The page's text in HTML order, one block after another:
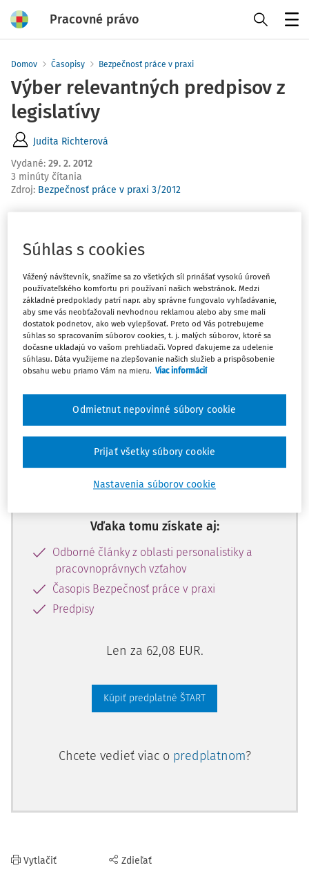
Pracovné právo
Domov Časopisy Bezpečnosť práce v praxi
Výber relevantných predpisov z
legislatívy
Judita Richterová
Vydané: 29. 2. 2012
3 minúty čítania
Zdroj: Bezpečnosť práce v praxi 3/2012
Zo Zbierky zákonov vyberáme:
Máte predplatné? Prihláste sa
Tento dokument je len pre
predplatiteľov ŠTART.
Odomknite si prístup zakúpením
predplatného.
Vďaka tomu získate aj:
Odborné články z oblasti personalistiky a
pracovnoprávnych vzťahov
Časopis Bezpečnosť práce v praxi
Predpisy
Len za 62,08 EUR.
Kúpiť predplatné ŠTART
Chcete vedieť viac o predplatnom?
Vytlačiť Zdieľať
Súhlas s cookies
Vážený návštevník, snažíme sa zo všetkých síl prinášať vysokú úroveň
používateľského komfortu pri používaní našich webstránok. Medzi
základné predpoklady patrí napr. aby správne fungovalo vyhľadávanie,
aby sme vás neobťažovali nevhodnou reklamou alebo aby sme mali
dostatok podnetov, ako web vylepšovať. Preto od Vás potrebujeme
súhlas so spracovaním súborov cookies, t. j. malých súborov, ktoré sa
dočasne ukladajú vo vašom prehliadači. Vopred ďakujeme za udelenie
súhlasu. Dáta využijeme na zlepšovanie našich služieb a prispôsobenie
obsahu webu priamo Vám na mieru. Viac informácií
Nastavenia súborov cookie
Odmietnut nepovinné súbory cookie
Prijať všetky súbory cookie